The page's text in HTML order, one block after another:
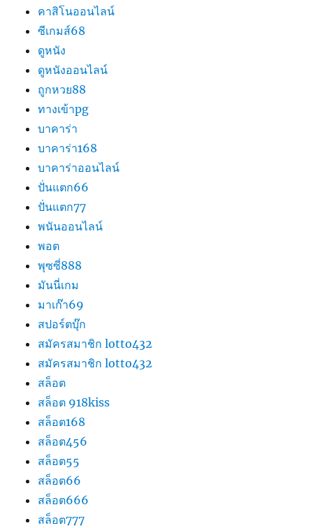
คาสิโนออนไลน์
ซีเกมส์68
ดูหนัง
ดูหนังออนไลน์
ถูกหวย88
ทางเข้าpg
บาคาร่า
บาคาร่า168
บาคาร่าออนไลน์
ปั่นแตก66
ปั่นแตก77
พนันออนไลน์
พอต
พุซซี่888
มันนี่เกม
มาเก๊า69
สปอร์ตบุ๊ก
สมัครสมาชิก lotto432
สมัครสมาชิก lotto432
สล็อต
สล็อต 918kiss
สล็อต168
สล็อต456
สล็อต55
สล็อต66
สล็อต666
สล็อต777